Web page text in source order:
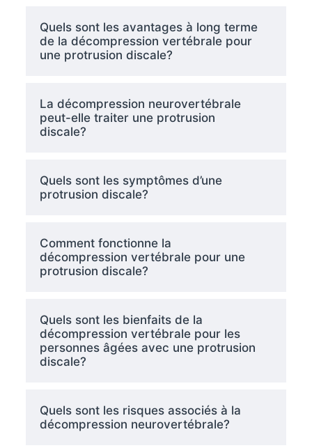
Quels sont les avantages à long terme
de la décompression vertébrale pour
une protrusion discale?
La décompression neurovertébrale
peut-elle traiter une protrusion
discale?
Quels sont les symptômes d’une
protrusion discale?
Comment fonctionne la
décompression vertébrale pour une
protrusion discale?
Quels sont les bienfaits de la
décompression vertébrale pour les
personnes âgées avec une protrusion
discale?
Quels sont les risques associés à la
décompression neurovertébrale?